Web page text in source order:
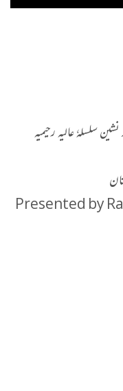
سلسلہٗ عالیہ رحیمیہ
Presented by